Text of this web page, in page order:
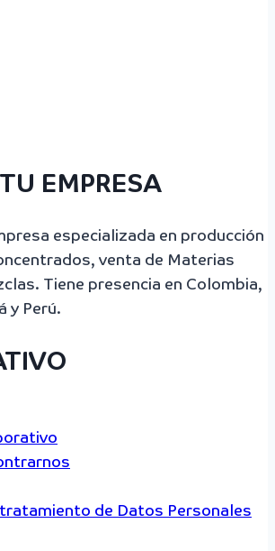
EMPRESA
especializada en producción
venta de Materias
Tiene presencia en Colombia,
y Perú.
de Datos Personales